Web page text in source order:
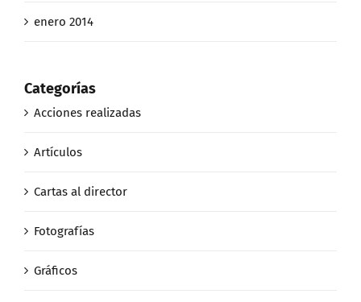
enero 2014
Categorías
Acciones realizadas
Artículos
Cartas al director
Fotografías
Gráficos